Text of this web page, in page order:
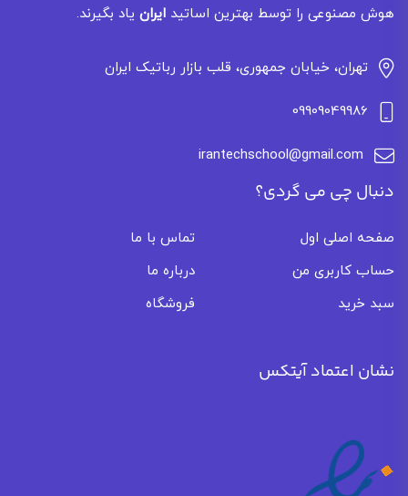
هوش مصنوعی را توسط بهترین اساتید ایران یاد بگیرند.
تهران، خیابان جمهوری، قلب بازار رباتیک ایران
09909049986
irantechschool@gmail.com
دنبال چی می گردی؟
صفحه اصلی اول
تماس با ما
حساب کاربری من
درباره ما
سبد خرید
فروشگاه
نشان اعتماد آیتکس